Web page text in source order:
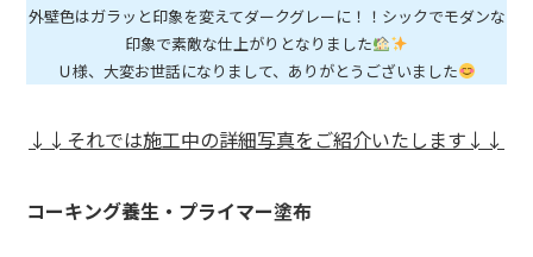
外壁色はガラッと印象を変えてダークグレーに！！シックでモダンな
印象で素敵な仕上がりとなりました
Ｕ様、大変お世話になりまして、ありがとうございました
↓↓それでは施工中の詳細写真をご紹介いたします↓↓
コーキング養生・プライマー塗布